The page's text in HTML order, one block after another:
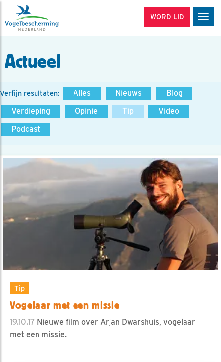
WORD LID
Actueel
Verfijn resultaten: Alles Nieuws
Blog
Verdieping
Opinie Tip
Video
Podcast
Tip
Vogelaar met een missie
19.10.17 Nieuwe film over Arjan Dwarshuis, vogelaar
met een missie.